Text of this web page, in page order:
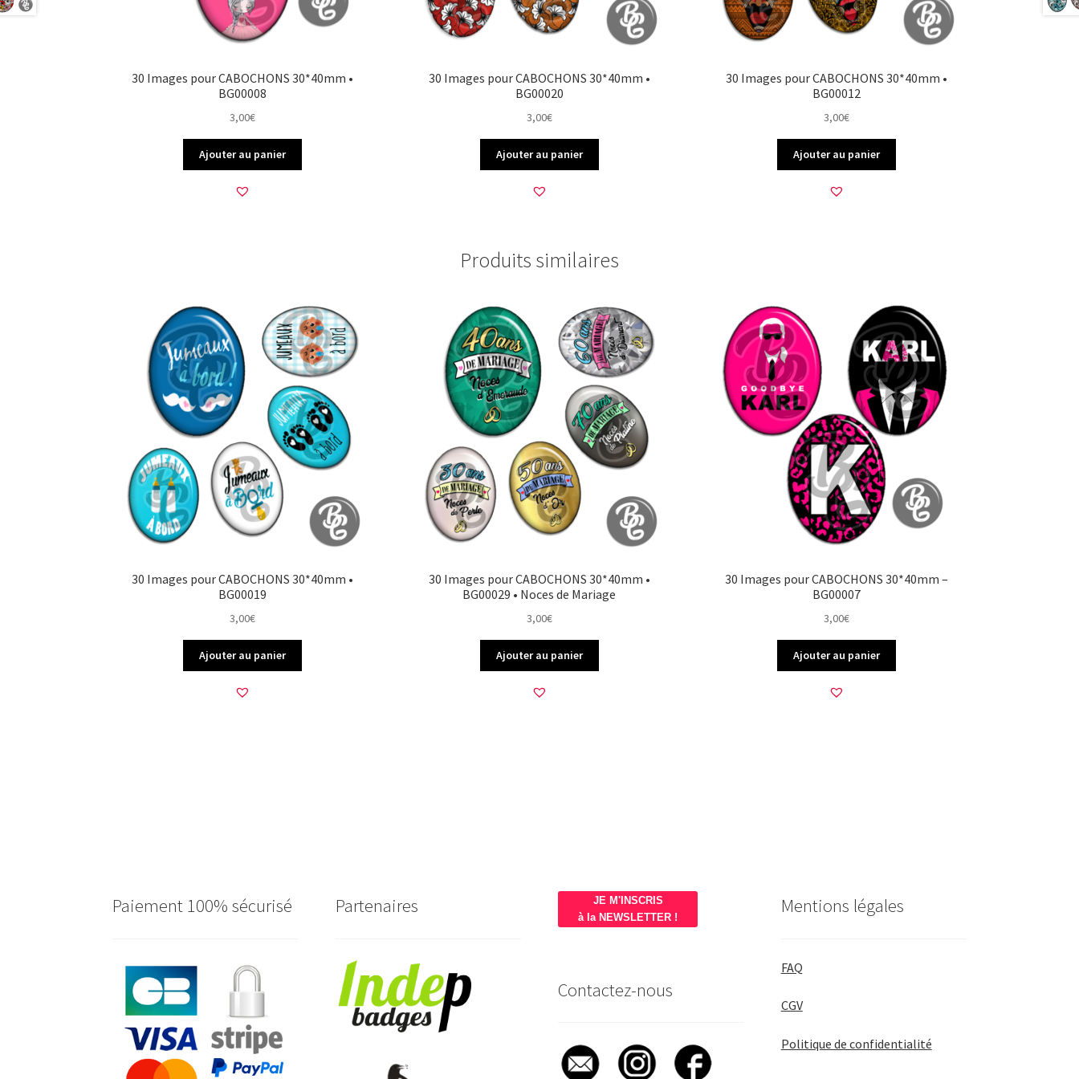
30 Images pour CABOCHONS 30*40mm •
BG00008
3,00€
Ajouter au panier
30 Images pour CABOCHONS 30*40mm •
BG00020
3,00€
Ajouter au panier
30 Images pour CABOCHONS 30*40mm •
BG00012
3,00€
Ajouter au panier
Produits similaires
30 Images pour CABOCHONS 30*40mm •
BG00019
3,00€
Ajouter au panier
30 Images pour CABOCHONS 30*40mm •
BG00029 • Noces de Mariage
3,00€
Ajouter au panier
30 Images pour CABOCHONS 30*40mm –
BG00007
3,00€
Ajouter au panier
Paiement 100% sécurisé Partenaires
JE M'INSCRIS
à la NEWSLETTER !
Contactez-nous
Mentions légales
FAQ
CGV
Politique de confidentialité